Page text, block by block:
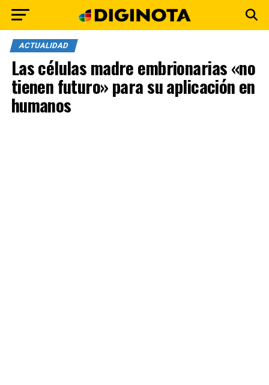
ACTUALIDAD
Las células madre embrionarias «no
tienen futuro» para su aplicación en
humanos